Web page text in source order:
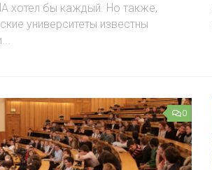
хотел бы каждый. Но также,
университеты известны
0